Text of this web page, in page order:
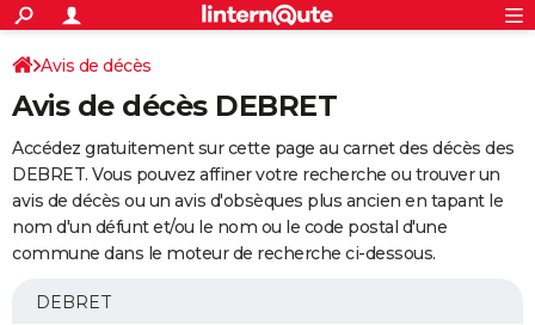
ACTUALITÉS
Politique
Société
Faits Divers
Education
Monde
Villes
+
SPORT
Coupe du monde 2026
Football
Tennis
Cyclisme
Rugby
Forum
Programme TV
TNT
Streaming
Cinéma
Sorties cinéma
Musique
+
FINANCE
Retraite
Epargne
Immobilier
Risques naturels par ville
Banque
Assurance
AUTO
Essais
Réserver un essai
Citadines
Berlines
SUV
Forum auto
+
Mobiles
Meilleur smartphone
Internet
Ordinateurs
Jeux vidéo
Guide high-tech
Avis de décès
Avis de décès DEBRET
Accédez gratuitement sur cette page au carnet des décès des
DEBRET. Vous pouvez affiner votre recherche ou trouver un
avis de décès ou un avis d'obsèques plus ancien en tapant le
nom d'un défunt et/ou le nom ou le code postal d'une
commune dans le moteur de recherche ci-dessous.